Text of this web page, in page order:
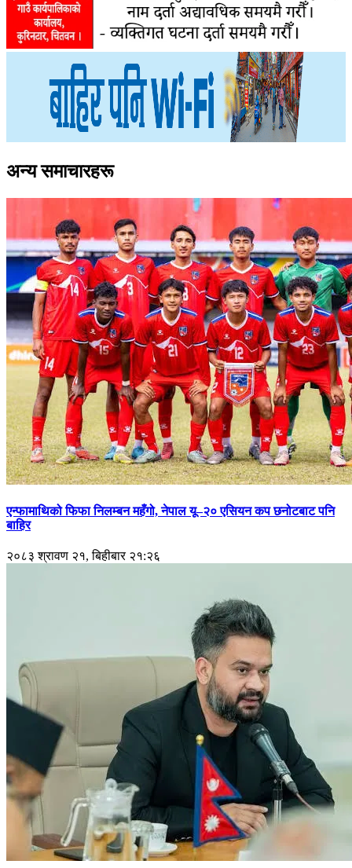
अन्य समाचारहरू
एन्फामाथिको फिफा निलम्बन महँगो, नेपाल यू–२० एसियन कप छनोटबाट पनि
बाहिर
२०८३ श्रावण २१, बिहीबार २१:२६